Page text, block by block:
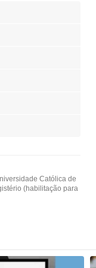
Católica de
(habilitação para